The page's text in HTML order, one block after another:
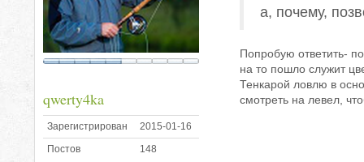
qwerty4ka
Зарегистрирован
2015-01-16
Постов
148
а, почему,
Попробую ответить-
на то пошло служит
Тенкарой ловлю в
смотреть на левел,